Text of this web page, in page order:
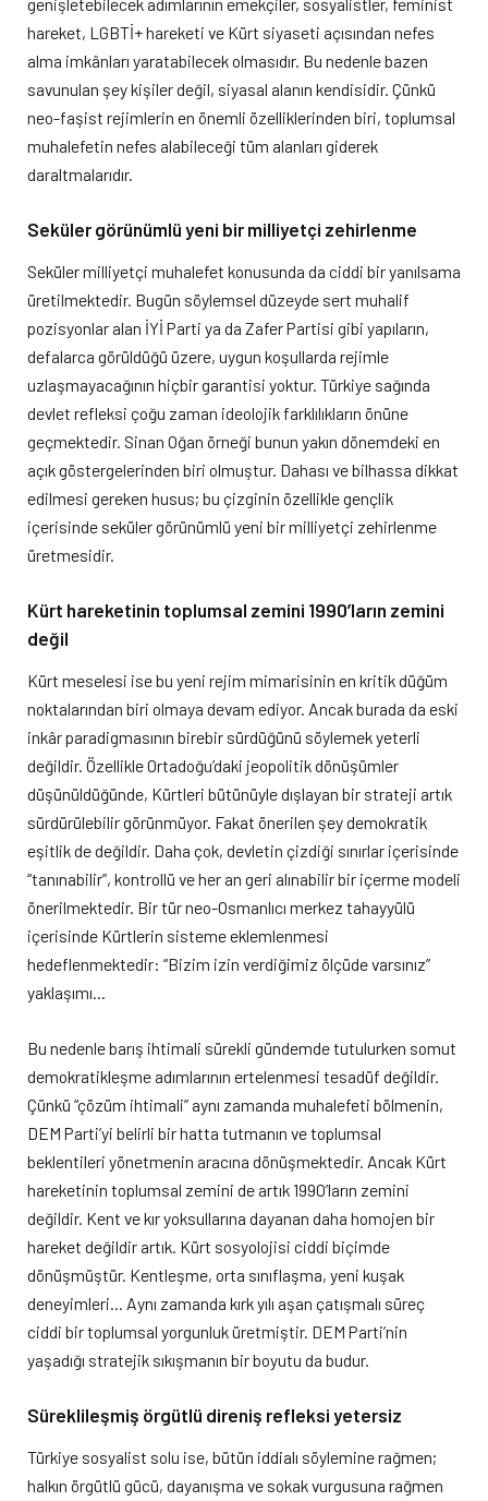
hareket, LGBTİ+ hareketi ve Kürt siyaseti açısından nefes
alma imkânları yaratabilecek olmasıdır. Bu nedenle bazen
savunulan şey kişiler değil, siyasal alanın kendisidir. Çünkü
neo-faşist rejimlerin en önemli özelliklerinden biri, toplumsal
muhalefetin nefes alabileceği tüm alanları giderek
daraltmalarıdır.
Seküler görünümlü yeni bir milliyetçi zehirlenme
Seküler milliyetçi muhalefet konusunda da ciddi bir yanılsama
üretilmektedir. Bugün söylemsel düzeyde sert muhalif
pozisyonlar alan İYİ Parti ya da Zafer Partisi gibi yapıların,
defalarca görüldüğü üzere, uygun koşullarda rejimle
uzlaşmayacağının hiçbir garantisi yoktur. Türkiye sağında
devlet refleksi çoğu zaman ideolojik farklılıkların önüne
geçmektedir. Sinan Oğan örneği bunun yakın dönemdeki en
açık göstergelerinden biri olmuştur. Dahası ve bilhassa dikkat
edilmesi gereken husus; bu çizginin özellikle gençlik
içerisinde seküler görünümlü yeni bir milliyetçi zehirlenme
üretmesidir.
Kürt hareketinin toplumsal zemini 1990’ların zemini
değil
Kürt meselesi ise bu yeni rejim mimarisinin en kritik düğüm
noktalarından biri olmaya devam ediyor. Ancak burada da eski
inkâr paradigmasının birebir sürdüğünü söylemek yeterli
değildir. Özellikle Ortadoğu’daki jeopolitik dönüşümler
düşünüldüğünde, Kürtleri bütünüyle dışlayan bir strateji artık
sürdürülebilir görünmüyor. Fakat önerilen şey demokratik
eşitlik de değildir. Daha çok, devletin çizdiği sınırlar içerisinde
“tanınabilir”, kontrollü ve her an geri alınabilir bir içerme modeli
önerilmektedir. Bir tür neo-Osmanlıcı merkez tahayyülü
içerisinde Kürtlerin sisteme eklemlenmesi
hedeflenmektedir: “Bizim izin verdiğimiz ölçüde varsınız”
yaklaşımı…
Bu nedenle barış ihtimali sürekli gündemde tutulurken somut
demokratikleşme adımlarının ertelenmesi tesadüf değildir.
Çünkü “çözüm ihtimali” aynı zamanda muhalefeti bölmenin,
DEM Parti’yi belirli bir hatta tutmanın ve toplumsal
beklentileri yönetmenin aracına dönüşmektedir. Ancak Kürt
hareketinin toplumsal zemini de artık 1990’ların zemini
değildir. Kent ve kır yoksullarına dayanan daha homojen bir
hareket değildir artık. Kürt sosyolojisi ciddi biçimde
dönüşmüştür. Kentleşme, orta sınıflaşma, yeni kuşak
deneyimleri… Aynı zamanda kırk yılı aşan çatışmalı süreç
ciddi bir toplumsal yorgunluk üretmiştir. DEM Parti’nin
yaşadığı stratejik sıkışmanın bir boyutu da budur.
Süreklileşmiş örgütlü direniş refleksi yetersiz
Türkiye sosyalist solu ise, bütün iddialı söylemine rağmen;
halkın örgütlü gücü, dayanışma ve sokak vurgusuna rağmen